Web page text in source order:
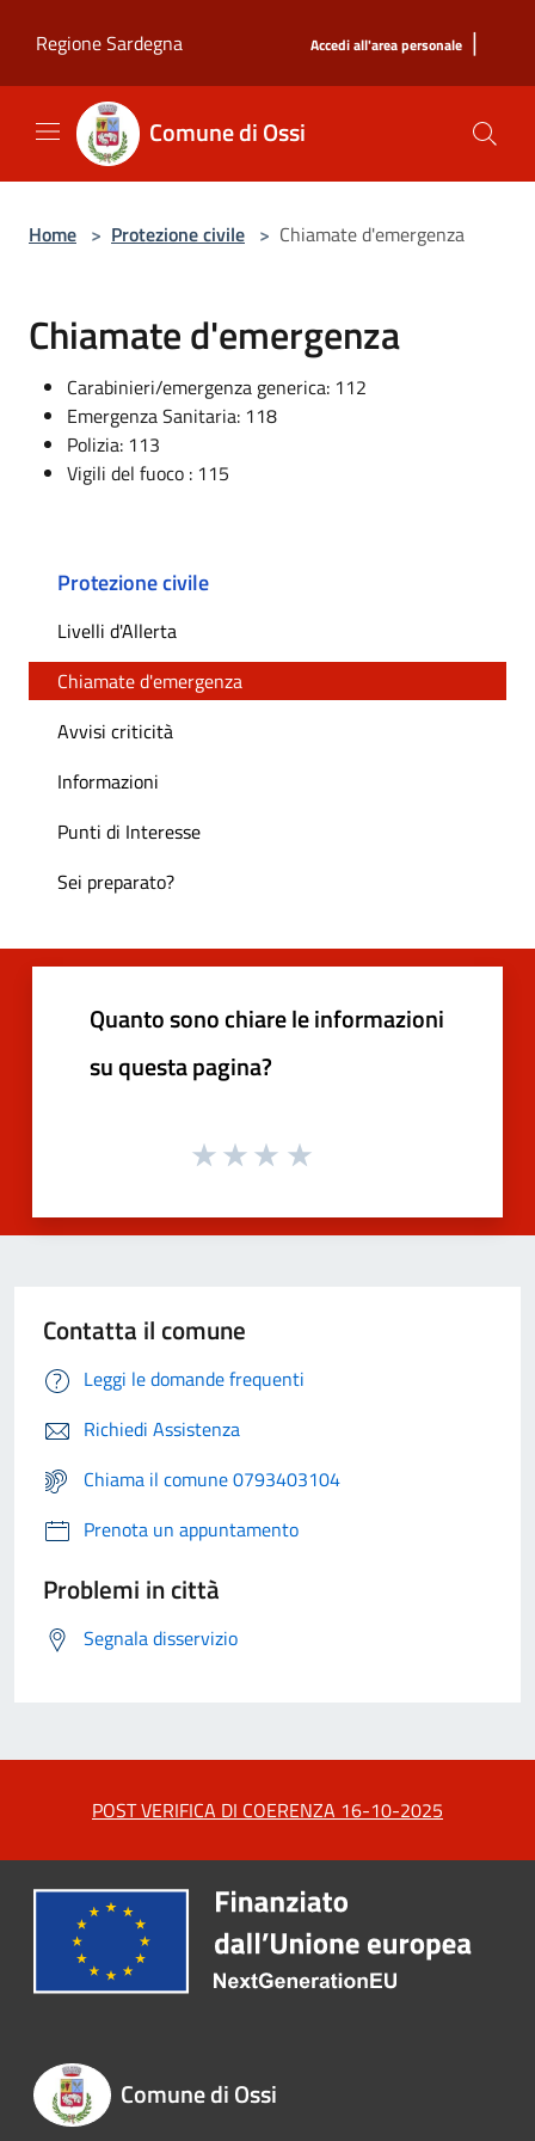
Regione Sardegna
Accedi all'area personale |
Comune di Ossi
Home > Protezione civile > Chiamate d'emergenza
Chiamate d'emergenza
Carabinieri/emergenza generica: 112
Emergenza Sanitaria: 118
Polizia: 113
Vigili del fuoco : 115
Protezione civile
Livelli d'Allerta
Chiamate d'emergenza
Avvisi criticità
Informazioni
Punti di Interesse
Sei preparato?
Quanto sono chiare le informazioni
su questa pagina?
Contatta il comune
Leggi le domande frequenti
Richiedi Assistenza
Chiama il comune 0793403104
Prenota un appuntamento
Problemi in città
Segnala disservizio
POST VERIFICA DI COERENZA 16-10-2025
Comune di Ossi